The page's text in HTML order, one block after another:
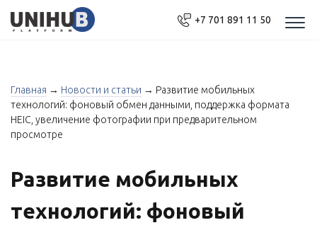
+7 701 891 11 50
Главная → Новости и статьи → Развитие мобильных
технологий: фоновый обмен данными, поддержка формата
HEIC, увеличение фотографии при предварительном
просмотре
Развитие мобильных
технологий: фоновый